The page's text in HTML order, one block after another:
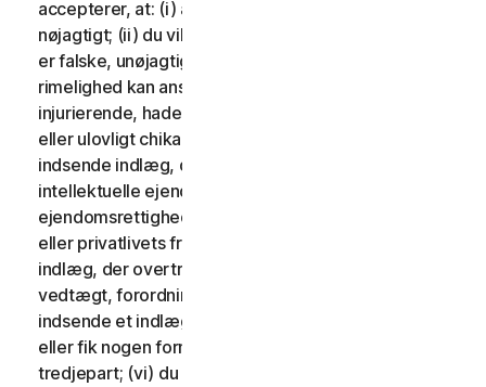
accepterer, at: (i) alt indhold i dine indlæg skal være
nøjagtigt; (ii) du vil ikke indsende indlæg, som du ved
er falske, unøjagtige eller vildledende og/eller med
rimelighed kan anses for at være ærekrænkende,
injurierende, hadefulde, stødende, ulovligt truende
eller ulovligt chikanerende for nogen; (iii) du vil ikke
indsende indlæg, der krænker en tredjeparts
intellektuelle ejendomsrettigheder eller andre
ejendomsrettigheder eller rettigheder til offentlighed
eller privatlivets fred; (iv) du vil ikke indsende et
indlæg, der overtræder nogen gældende lov,
vedtægt, forordning eller forskrift; (v) du vil ikke
indsende et indlæg, som du blev kompenseret for
eller fik nogen form for vederlag for af nogen
tredjepart; (vi) du vil ikke indsende indlæg, der